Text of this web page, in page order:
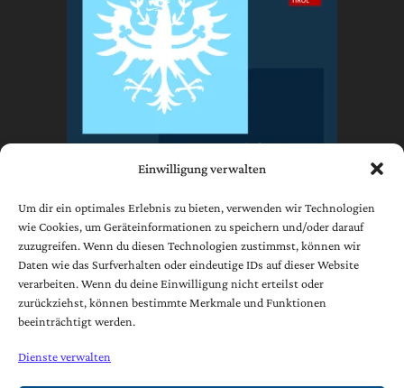
Einwilligung verwalten
Um dir ein optimales Erlebnis zu bieten, verwenden wir Technologien
wie Cookies, um Geräteinformationen zu speichern und/oder darauf
zuzugreifen. Wenn du diesen Technologien zustimmst, können wir
Daten wie das Surfverhalten oder eindeutige IDs auf dieser Website
verarbeiten. Wenn du deine Einwilligung nicht erteilst oder
zurückziehst, können bestimmte Merkmale und Funktionen
beeinträchtigt werden.
Dienste verwalten
Impressum
Datenschutzerklärung
AGB
[borlabs-cookie type="btn-cookie-preference" title="Widerruf /
Änderung Datenschutzeinstellungen" element="link"/]